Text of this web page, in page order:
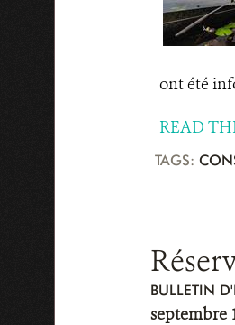
ont été
READ
TAGS:
BULLETIN
septembre